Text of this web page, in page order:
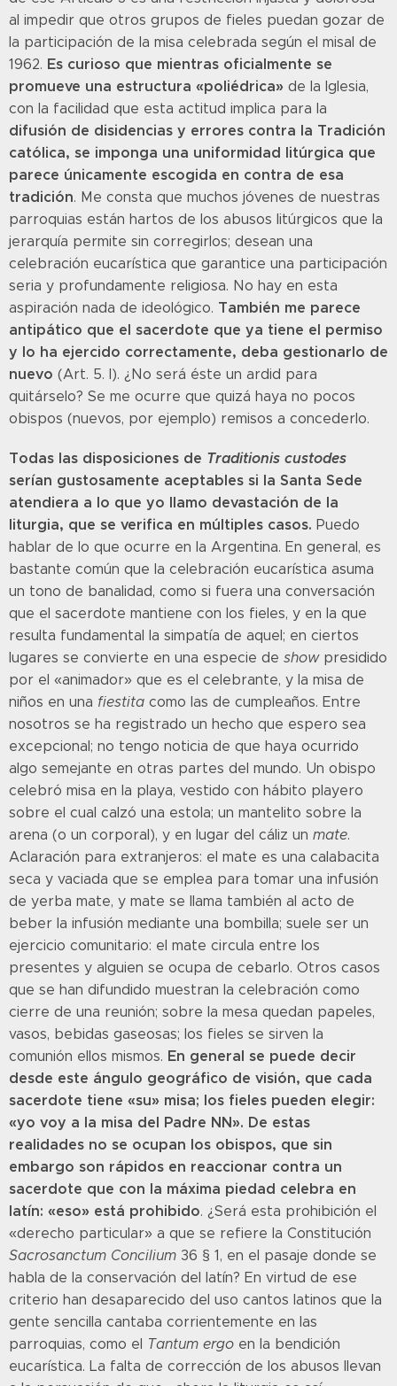
al impedir que otros grupos de fieles puedan gozar de
la participación de la misa celebrada según el misal de
1962. Es curioso que mientras oficialmente se
promueve una estructura «poliédrica» de la Iglesia,
con la facilidad que esta actitud implica para la
difusión de disidencias y errores contra la Tradición
católica, se imponga una uniformidad litúrgica que
parece únicamente escogida en contra de esa
tradición. Me consta que muchos jóvenes de nuestras
parroquias están hartos de los abusos litúrgicos que la
jerarquía permite sin corregirlos; desean una
celebración eucarística que garantice una participación
seria y profundamente religiosa. No hay en esta
aspiración nada de ideológico. También me parece
antipático que el sacerdote que ya tiene el permiso
y lo ha ejercido correctamente, deba gestionarlo de
nuevo (Art. 5. I). ¿No será éste un ardid para
quitárselo? Se me ocurre que quizá haya no pocos
obispos (nuevos, por ejemplo) remisos a concederlo.
Todas las disposiciones de Traditionis custodes
serían gustosamente aceptables si la Santa Sede
atendiera a lo que yo llamo devastación de la
liturgia, que se verifica en múltiples casos. Puedo
hablar de lo que ocurre en la Argentina. En general, es
bastante común que la celebración eucarística asuma
un tono de banalidad, como si fuera una conversación
que el sacerdote mantiene con los fieles, y en la que
resulta fundamental la simpatía de aquel; en ciertos
lugares se convierte en una especie de showpresidido
por el «animador» que es el celebrante, y la misa de
niños en una fiestita como las de cumpleaños. Entre
nosotros se ha registrado un hecho que espero sea
excepcional; no tengo noticia de que haya ocurrido
algo semejante en otras partes del mundo. Un obispo
celebró misa en la playa, vestido con hábito playero
sobre el cual calzó una estola; un mantelito sobre la
arena (o un corporal), y en lugar del cáliz un mate.
Aclaración para extranjeros: el mate es una calabacita
seca y vaciada que se emplea para tomar una infusión
de yerba mate, y mate se llama también al acto de
beber la infusión mediante una bombilla; suele ser un
ejercicio comunitario: el mate circula entre los
presentes y alguien se ocupa de cebarlo. Otros casos
que se han difundido muestran la celebración como
cierre de una reunión; sobre la mesa quedan papeles,
vasos, bebidas gaseosas; los fieles se sirven la
comunión ellos mismos. En general se puede decir
desde este ángulo geográfico de visión, que cada
sacerdote tiene «su» misa; los fieles pueden elegir:
«yo voy a la misa del Padre NN». De estas
realidades no se ocupan los obispos, que sin
embargo son rápidos en reaccionar contra un
sacerdote que con la máxima piedad celebra en
latín: «eso» está prohibido. ¿Será esta prohibición el
«derecho particular» a que se refiere la Constitución
Sacrosanctum Concilium 36 § 1, en el pasaje donde se
habla de la conservación del latín? En virtud de ese
criterio han desaparecido del uso cantos latinos que la
gente sencilla cantaba corrientemente en las
parroquias, como el Tantum ergo en la bendición
eucarística. La falta de corrección de los abusos llevan